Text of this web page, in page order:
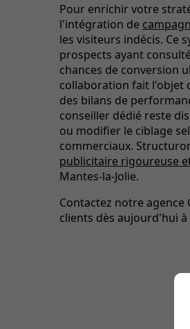
Pour enrichir votre
l'intégration de
les visiteurs indécis. Ce
prospects ayant
chances de conversion
collaboration fait l'objet
des bilans de
conseiller dédié reste
ou modifier le ciblage
commerciaux.
publicitaire rigoureuse
Mantes-la-Jolie.
Contactez notre
clients dès aujourd'hui à